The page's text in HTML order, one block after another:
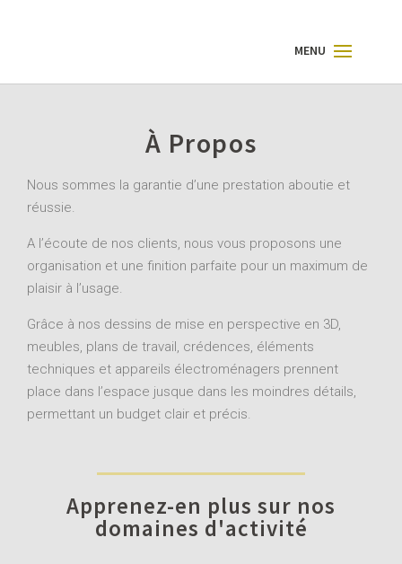
À Propos
Nous sommes la garantie d’une prestation aboutie et
réussie.
A l’écoute de nos clients, nous vous proposons une
organisation et une finition parfaite pour un maximum de
plaisir à l’usage.
Grâce à nos dessins de mise en perspective en 3D,
meubles, plans de travail, crédences, éléments
techniques et appareils électroménagers prennent
place dans l’espace jusque dans les moindres détails,
permettant un budget clair et précis.
Apprenez-en plus sur nos
domaines d'activité